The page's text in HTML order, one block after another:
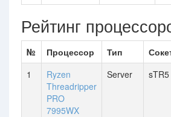
Рейтинг
№ Процессор Тип
1
Ryzen
Threadripper
PRO
7995WX
Server sTR5